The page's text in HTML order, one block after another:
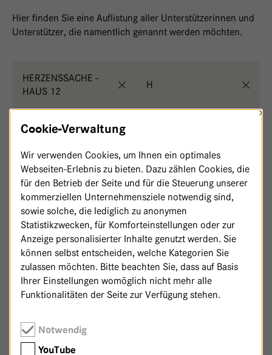
Hier finden Sie eine Auflistung aller Unterstützerinnen und
Unterstützer, die namentlich genannt werden möchten.
HERZENSSACHE -
HAUS 12
H
Anja Herwig,1 m², Herzenssache - Haus 12
Cookie-Verwaltung
×
Wir verwenden Cookies, um Ihnen ein optimales
Webseiten-Erlebnis zu bieten. Dazu zählen Cookies, die
für den Betrieb der Seite und für die Steuerung unserer
kommerziellen Unternehmensziele notwendig sind,
sowie solche, die lediglich zu anonymen
Statistikzwecken, für Komforteinstellungen oder zur
Anzeige personalisierter Inhalte genutzt werden. Sie
können selbst entscheiden, welche Kategorien Sie
zulassen möchten. Bitte beachten Sie, dass auf Basis
Ihrer Einstellungen womöglich nicht mehr alle
Funktionalitäten der Seite zur Verfügung stehen.
Notwendig
YouTube